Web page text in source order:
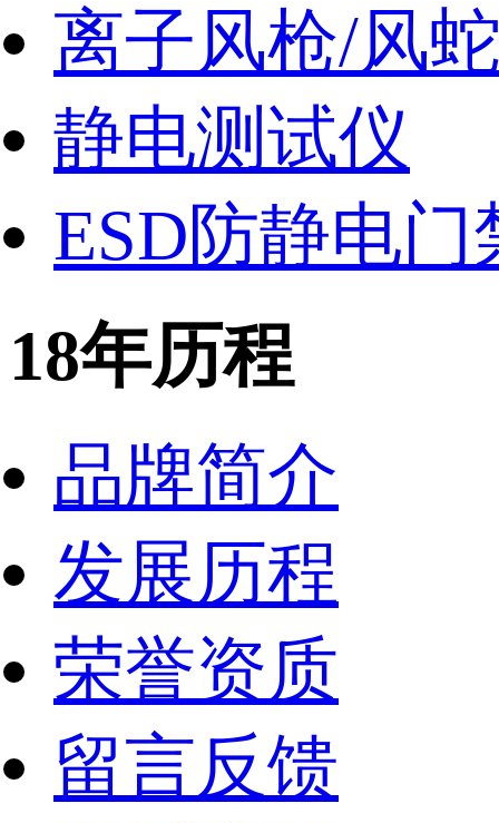
离子风枪/风
静电测试仪
ESD防静电门
18年历程
品牌简介
发展历程
荣誉资质
留言反馈